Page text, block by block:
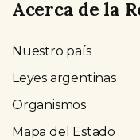
Acerca de la
Nuestro país
Leyes argentinas
Organismos
Mapa del Estado